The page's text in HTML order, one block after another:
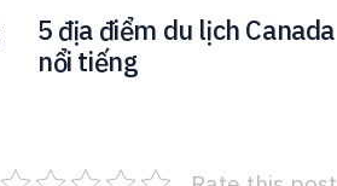
5 địa điểm du lịch Canada
nổi tiếng